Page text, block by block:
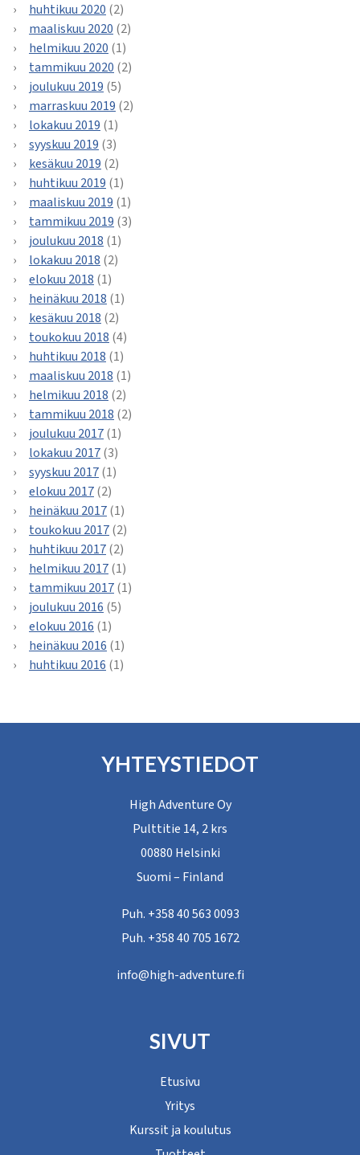
huhtikuu 2020 (2)
maaliskuu 2020 (2)
helmikuu 2020 (1)
tammikuu 2020 (2)
joulukuu 2019 (5)
marraskuu 2019 (2)
lokakuu 2019 (1)
syyskuu 2019 (3)
kesäkuu 2019 (2)
huhtikuu 2019 (1)
maaliskuu 2019 (1)
tammikuu 2019 (3)
joulukuu 2018 (1)
lokakuu 2018 (2)
elokuu 2018 (1)
heinäkuu 2018 (1)
kesäkuu 2018 (2)
toukokuu 2018 (4)
huhtikuu 2018 (1)
maaliskuu 2018 (1)
helmikuu 2018 (2)
tammikuu 2018 (2)
joulukuu 2017(1)
lokakuu 2017(3)
syyskuu 2017(1)
elokuu 2017(2)
heinäkuu 2017(1)
toukokuu 2017(2)
huhtikuu 2017(2)
helmikuu 2017(1)
tammikuu 2017(1)
joulukuu 2016 (5)
elokuu 2016 (1)
heinäkuu 2016 (1)
huhtikuu 2016 (1)
YHTEYSTIEDOT
High Adventure Oy
Pulttitie 14, 2 krs
00880 Helsinki
Suomi – Finland
Puh. +358 40 563 0093
Puh. +358 40 705 1672
info@high-adventure.fi
SIVUT
Etusivu
Yritys
Kurssit ja koulutus